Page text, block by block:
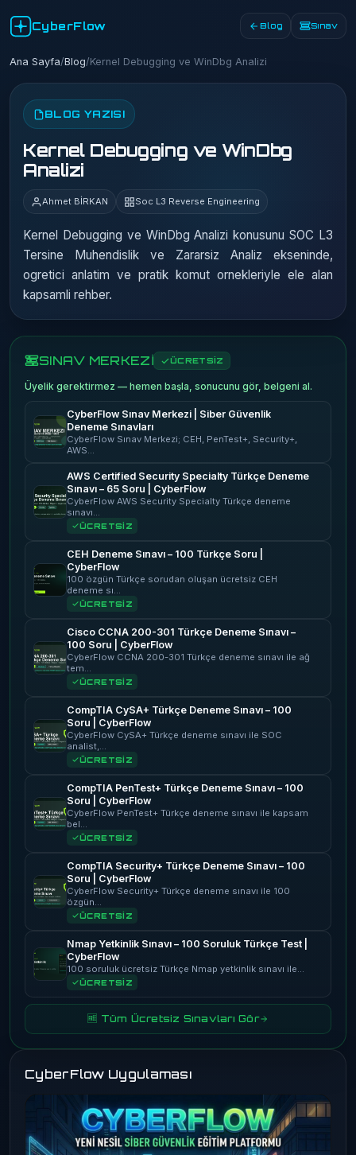
CyberFlow Blog Sınav
Ana Sayfa/Blog/Kernel Debugging ve WinDbg Analizi
BLOG YAZISI
Kernel Debugging ve WinDbg
Analizi
Ahmet BİRKAN Soc L3 Reverse Engineering
Kernel Debugging ve WinDbg Analizi konusunu SOC L3
Tersine Muhendislik ve Zararsiz Analiz ekseninde,
ogretici anlatim ve pratik komut ornekleriyle ele alan
kapsamli rehber.
SINAV MERKEZİ ÜCRETSİZ
Üyelik gerektirmez — hemen başla, sonucunu gör, belgeni al.
CyberFlow Sınav Merkezi | Siber Güvenlik
Deneme Sınavları
CyberFlow Sınav Merkezi; CEH, PenTest+, Security+,
AWS…
AWS Certified Security Specialty Türkçe Deneme
Sınavı – 65 Soru | CyberFlow
CyberFlow AWS Security Specialty Türkçe deneme
sınavı…
ÜCRETSİZ
CEH Deneme Sınavı – 100 Türkçe Soru |
CyberFlow
100 özgün Türkçe sorudan oluşan ücretsiz CEH
deneme sı…
ÜCRETSİZ
Cisco CCNA 200-301 Türkçe Deneme Sınavı –
100 Soru | CyberFlow
CyberFlow CCNA 200-301 Türkçe deneme sınavı ile ağ
tem…
ÜCRETSİZ
CompTIA CySA+ Türkçe Deneme Sınavı – 100
Soru | CyberFlow
CyberFlow CySA+ Türkçe deneme sınavı ile SOC
analist,…
ÜCRETSİZ
CompTIA PenTest+ Türkçe Deneme Sınavı – 100
Soru | CyberFlow
CyberFlow PenTest+ Türkçe deneme sınavı ile kapsam
bel…
ÜCRETSİZ
CompTIA Security+ Türkçe Deneme Sınavı – 100
Soru | CyberFlow
CyberFlow Security+ Türkçe deneme sınavı ile 100
özgün…
ÜCRETSİZ
Nmap Yetkinlik Sınavı – 100 Soruluk Türkçe Test |
CyberFlow
100 soruluk ücretsiz Türkçe Nmap yetkinlik sınavı ile…
ÜCRETSİZ
🆓 Tüm Ücretsiz Sınavları Gör
CyberFlow Uygulaması